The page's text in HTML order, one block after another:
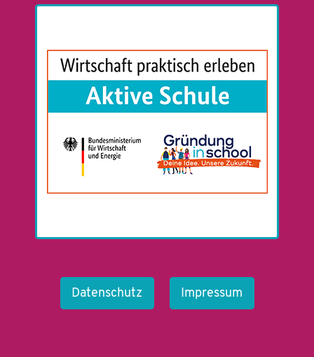
Datenschutz Impressum